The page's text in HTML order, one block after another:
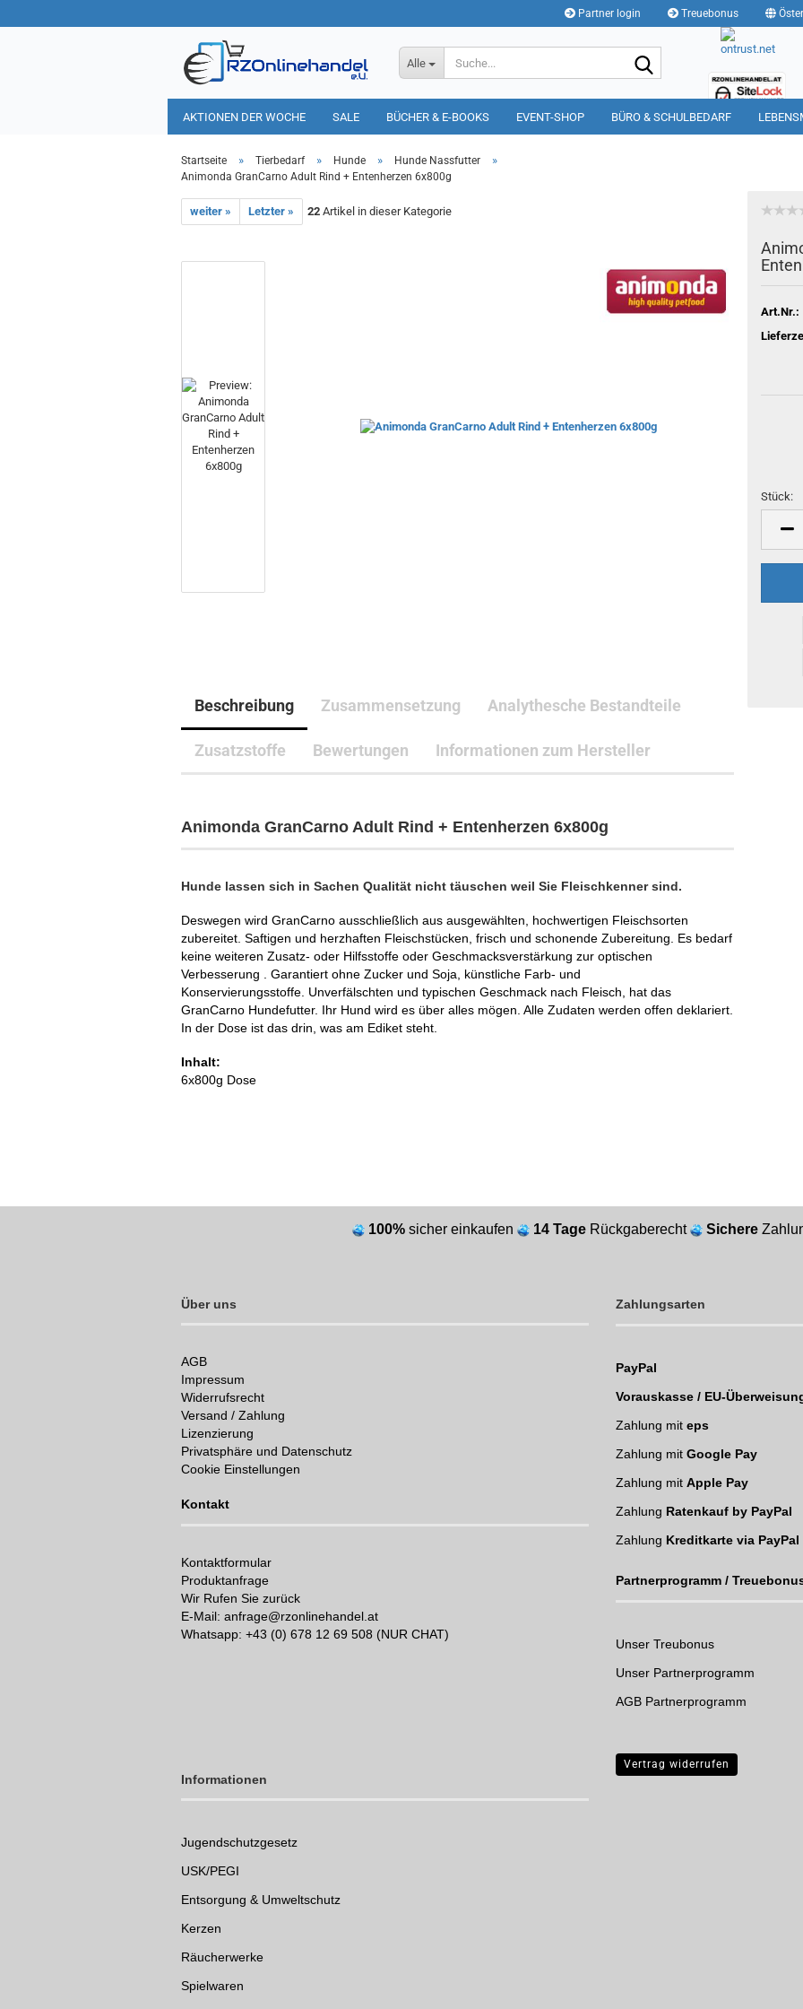
Partner login Treuebonus
Alle
AKTIONEN DER WOCHE SALE BÜCHER & E-BOOKS EVENT-SHOP BÜRO & SCHULBEDARF
HAUSHALT TIERBEDARF
Startseite » Tierbedarf » Hunde » Hunde Nassfutter »
Animonda GranCarno Adult Rind + Entenherzen 6x800g
weiter » Letzter » 22 Artikel in dieser Kategorie
Art.Nr.:
Stück:
Stück
Beschreibung Zusammensetzung Analythesche Bestandteile
Zusatzstoffe Bewertungen Informationen zum Hersteller
Animonda GranCarno Adult Rind + Entenherzen 6x800g
Hunde lassen sich in Sachen Qualität nicht täuschen weil Sie Fleischkenner sind.
Deswegen wird GranCarno ausschließlich aus ausgewählten, hochwertigen Fleischsorten
zubereitet. Saftigen und herzhaften Fleischstücken, frisch und schonende Zubereitung. Es bedarf
keine weiteren Zusatz- oder Hilfsstoffe oder Geschmacksverstärkung zur optischen
Verbesserung . Garantiert ohne Zucker und Soja, künstliche Farb- und
Konservierungsstoffe. Unverfälschten und typischen Geschmack nach Fleisch, hat das
GranCarno Hundefutter. Ihr Hund wird es über alles mögen. Alle Zudaten werden offen deklariert.
In der Dose ist das drin, was am Ediket steht.
Inhalt:
6x800g Dose
100% sicher einkaufen 14 Tage Rückgaberecht Sichere
Über uns
AGB
Impressum
Widerrufsrecht
Versand / Zahlung
Lizenzierung
Privatsphäre und Datenschutz
Cookie Einstellungen
Kontakt
Kontaktformular
Produktanfrage
Wir Rufen Sie zurück
E-Mail: anfrage@rzonlinehandel.at
Whatsapp: +43 (0) 678 12 69 508 (NUR CHAT)
Zahlungsarten
PayPal
Vorauskasse / EU-
Zahlung mit eps
Zahlung mit Google Pay
Zahlung mit Apple Pay
Zahlung Ratenkauf by PayPal
Zahlung Kreditkarte via PayPal
Partnerprogramm /
Unser Treubonus
Unser Partnerprogramm
AGB Partnerprogramm
Informationen
Jugendschutzgesetz
USK/PEGI
Entsorgung & Umweltschutz
Kerzen
Räucherwerke
Spielwaren
Vertrag widerrufen